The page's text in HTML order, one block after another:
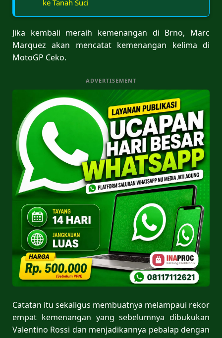
ke Tanah Suci
Jika kembali meraih kemenangan di Brno, Marc
Marquez akan mencatat kemenangan kelima di
MotoGP Ceko.
ADVERTISEMENT
Catatan itu sekaligus membuatnya melampaui rekor
empat kemenangan yang sebelumnya dibukukan
Valentino Rossi dan menjadikannya pebalap dengan